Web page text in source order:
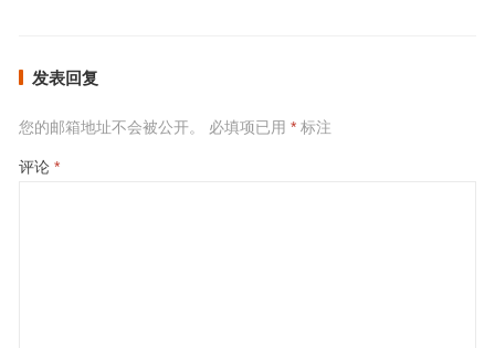
发表回复
您的邮箱地址不会被公开。 必填项已用 *标注
评论 *